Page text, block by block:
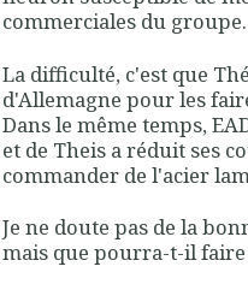
commerciales du groupe.
La difficulté, c'est que
d'Allemagne pour les
Dans le même temps,
et de Theis a réduit ses
commander de l'acier
Je ne doute pas de la
mais que pourra-t-il faire